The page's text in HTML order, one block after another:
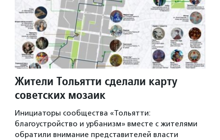
Жители Тольятти сделали карту
советских мозаик
Инициаторы сообщества «Тольятти:
благоустройство и урбанизм» вместе с жителями
обратили внимание представителей власти